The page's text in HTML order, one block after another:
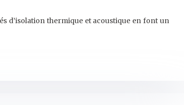
d’isolation thermique et acoustique en font un